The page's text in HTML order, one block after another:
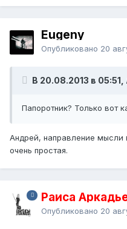
Eugeny
Опубликовано 20
В 20.08.2013 в
Папоротник? Только вот
Андрей, направление мысли
очень простая.
Раиса
Опубликовано 20